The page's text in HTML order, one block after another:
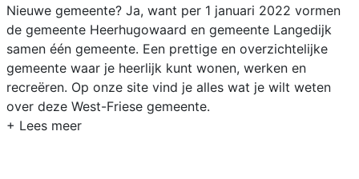
Nieuwe gemeente? Ja, want per 1 januari 2022 vormen
de gemeente Heerhugowaard en gemeente Langedijk
samen één gemeente. Een prettige en overzichtelijke
gemeente waar je heerlijk kunt wonen, werken en
recreëren. Op onze site vind je alles wat je wilt weten
over deze West-Friese gemeente.